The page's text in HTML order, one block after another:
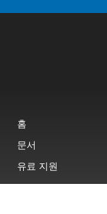
홈
문서
유료 지원